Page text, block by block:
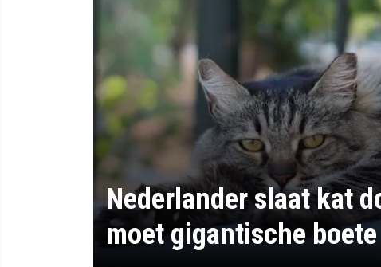
Nederlander slaat kat
moet gigantische